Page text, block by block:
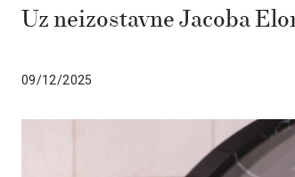
Uz neizostavne Jacoba
09/12/2025